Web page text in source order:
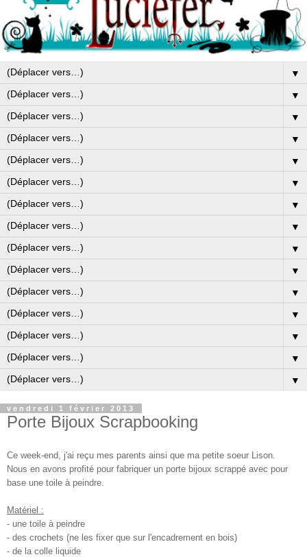
▼
▼
▼
▼
▼
▼
▼
▼
▼
▼
▼
▼
▼
▼
▼
vendredi 1 février 2013
Porte Bijoux Scrapbooking
Ce week-end, j'ai reçu mes parents ainsi que ma petite soeur Lison.
Nous en avons profité pour fabriquer un porte bijoux scrappé avec pour
base une toile à peindre.
Matériel :
- une toile à peindre
- des crochets (ne les fixer que sur l'encadrement en bois)
- de la colle liquide